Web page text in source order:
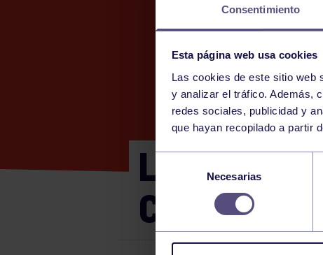
Consentimiento
Esta página web usa cookies
Las cookies de este sitio web
y analizar el tráfico. Además,
redes sociales, publicidad y
que hayan recopilado a partir
de
consentimiento
Necesarias
LIGA